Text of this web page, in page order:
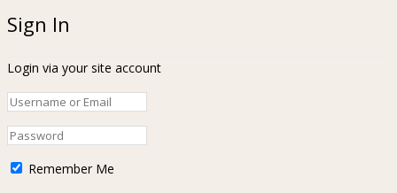
Sign In
Login via your site account
Remember Me